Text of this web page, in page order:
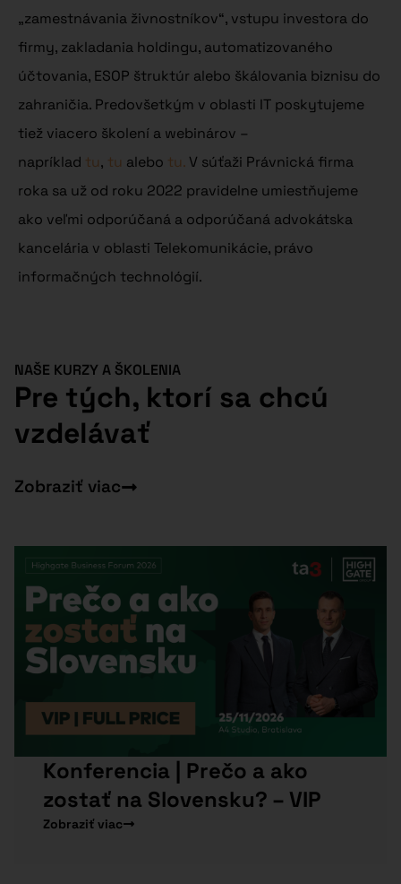
„zamestnávania živnostníkov“, vstupu investora do
firmy, zakladania holdingu, automatizovaného
účtovania, ESOP štruktúr alebo škálovania biznisu do
zahraničia. Predovšetkým v oblasti IT poskytujeme
tiež viacero školení a webinárov –
napríklad tu, tu alebo tu. V súťaži Právnická firma
roka sa už od roku 2022 pravidelne umiestňujeme
ako veľmi odporúčaná a odporúčaná advokátska
kancelária v oblasti Telekomunikácie, právo
informačných technológií.
NAŠE KURZY A ŠKOLENIA
Pre tých, ktorí sa chcú
vzdelávať
Zobraziť viac
Konferencia | Prečo a ako
zostať na Slovensku? – VIP
Zobraziť viac